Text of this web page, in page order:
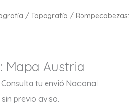
/Topografía / Rompecabezas:
Mapa Austria
Consulta tu envió Nacional
previo aviso.